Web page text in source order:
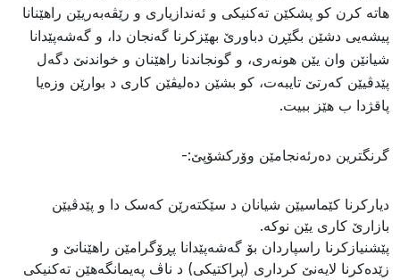
هاتە کرن کو پشکێن تەکنیکی و ئەندازيارى و رێڤەبەريێن راهێنانا
پيشەیى دشێن بگێڕن دباورێ بهێزکرنا گەنجان دا، و گەشەپێدانا
شيانێن وان يێن هونەرى، و گونجاندنا راهێنان و خواندنێ دگەل
پێدڤيێن کەرتێ تايبەت، کو بشێن دەلیڤێن کاری د بوارێن وزەيا
پاقژدا ب هێز ببیت.
​گرنگترين دەرئەنجامێن وۆرکشۆپێ:-
​ديارکرنا کێماسيێن شيانان د سێکتەرێن کەسک دا و پێدڤيێن
بازارێ کارى يێن نوکە.
پێشنيازکرنا راسپاردان بۆ گەشەپێدانا پڕۆگرامێن راهێنانێ و
زێدەکرنا لایەنێ کرداری (پراکتیکی) د ناڤ پەيمانگه‌هێن تەکنیکی